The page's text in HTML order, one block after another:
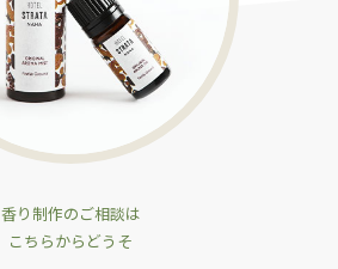
香り制作のご相談は
こちらからどうそ